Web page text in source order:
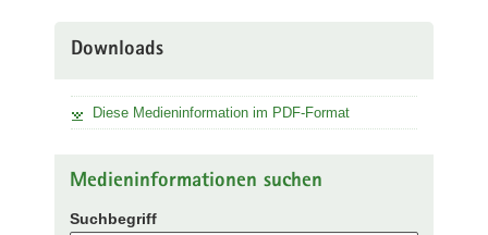
Downloads
Diese Medieninformation im PDF-Format
Medieninformationen suchen
Suchbegriff